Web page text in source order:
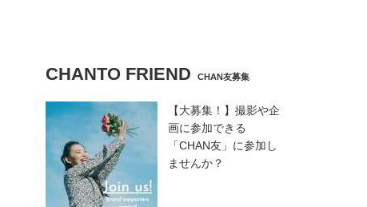
CHANTO FRIEND CHAN友募集
【大募集！】撮影や企
画に参加できる
「CHAN友」に参加し
ませんか？